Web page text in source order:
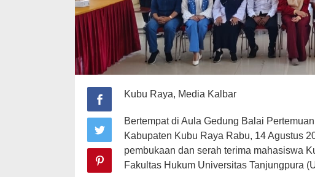
Kubu Raya, Media Kalbar
Bertempat di Aula Gedung Balai
Kabupaten Kubu Raya Rabu, 14 Agustus
pembukaan dan serah terima mahasiswa
Fakultas Hukum Universitas Tanjungpura